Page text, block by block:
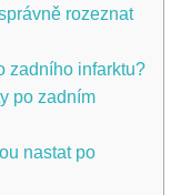
rozeznat
zadního infarktu?
po zadním
nastat po